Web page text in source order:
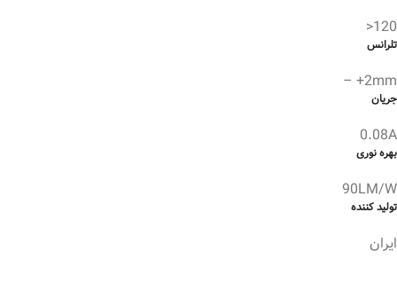
120<
تلرانس
2mm+ –
جریان
0.08A
بهره نوری
90LM/W
تولید کننده
ایران